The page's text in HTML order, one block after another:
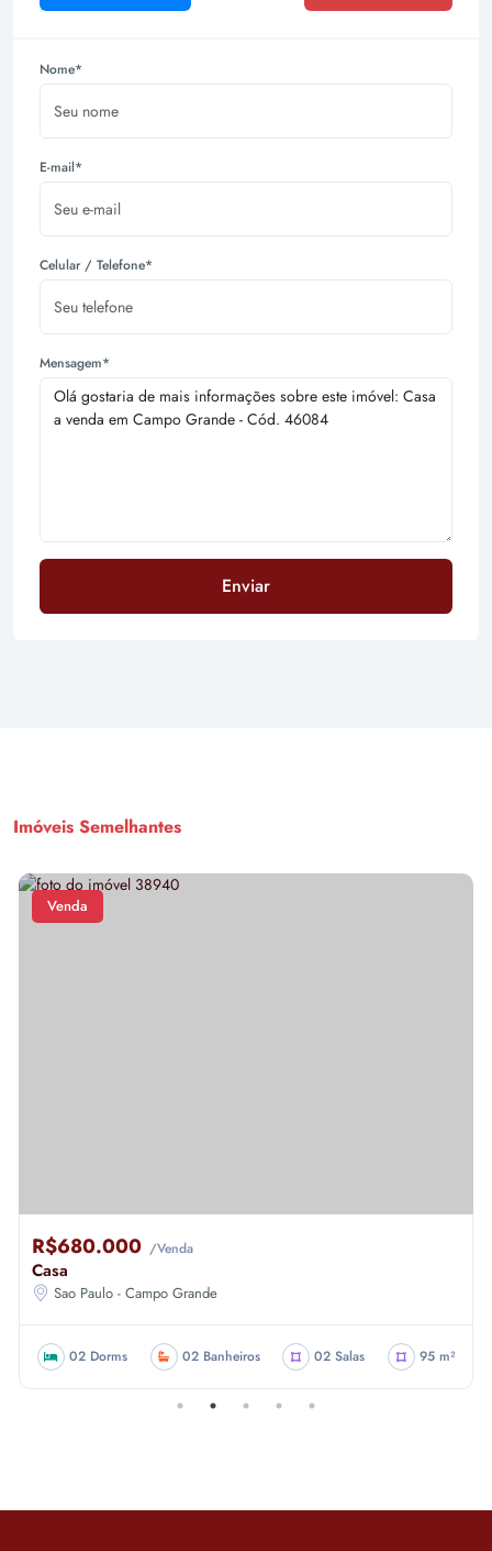
Nome*
E-mail*
Celular / Telefone*
Mensagem*
Enviar
Imóveis Semelhantes
Venda
R$680.000 /Venda
Casa
Sao Paulo - Campo Grande
02 Dorms 02 Banheiros 02 Salas 95 m²